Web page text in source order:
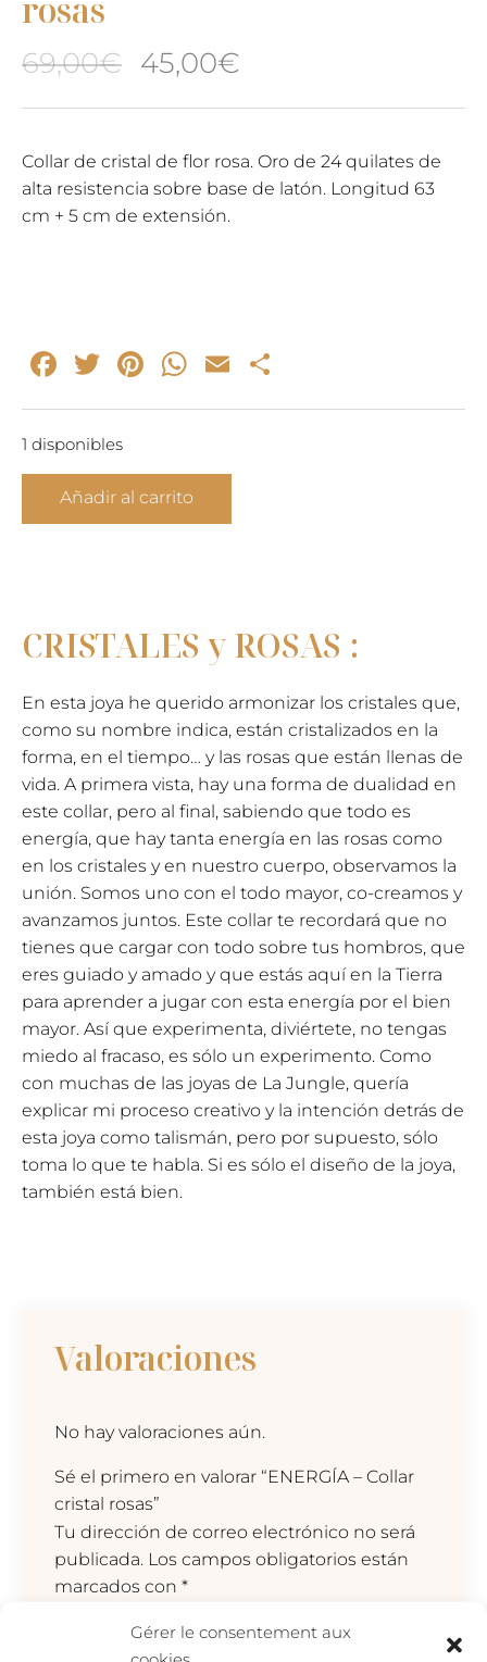
Gérer le consentement aux
rosas
69,00€ El
precio
original
era:
45,00€
precio
actual
es:
Collar de cristal de flor rosa. Oro de 24 quilates de
alta resistencia sobre base de latón. Longitud 63
cm + 5 cm de extensión.
Facebook
Twitter
Pinterest
WhatsApp
Email
1 disponibles
Añadir al carrito
CRISTALES y ROSAS :
En esta joya he querido armonizar los cristales que,
como su nombre indica, están cristalizados en la
forma, en el tiempo… y las rosas que están llenas de
vida. A primera vista, hay una forma de dualidad en
este collar, pero al final, sabiendo que todo es
energía, que hay tanta energía en las rosas como
en los cristales y en nuestro cuerpo, observamos la
unión. Somos uno con el todo mayor, co-creamos y
avanzamos juntos. Este collar te recordará que no
tienes que cargar con todo sobre tus hombros, que
eres guiado y amado y que estás aquí en la Tierra
para aprender a jugar con esta energía por el bien
mayor. Así que experimenta, diviértete, no tengas
miedo al fracaso, es sólo un experimento. Como
con muchas de las joyas de La Jungle, quería
explicar mi proceso creativo y la intención detrás de
esta joya como talismán, pero por supuesto, sólo
toma lo que te habla. Si es sólo el diseño de la joya,
también está bien.
Valoraciones
No hay valoraciones aún.
Sé el primero en valorar “ENERGÍA – Collar
cristal rosas”
Tu dirección de correo electrónico no será
publicada. Los campos obligatorios están
marcados con *
Tu valoración *